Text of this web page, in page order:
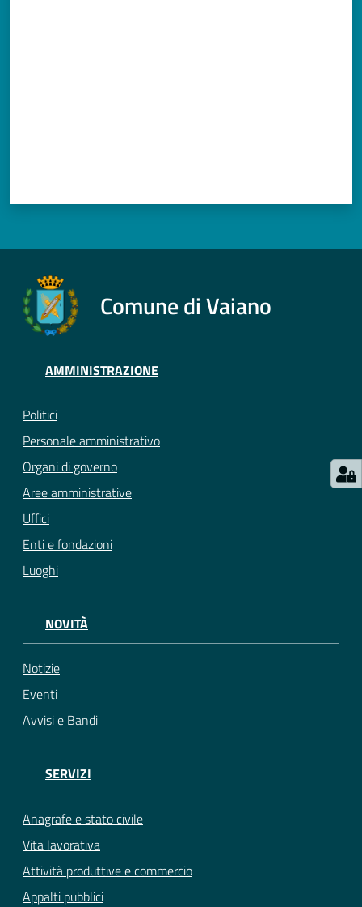
Comune di Vaiano
AMMINISTRAZIONE
Politici
Personale amministrativo
Organi di governo
Aree amministrative
Uffici
Enti e fondazioni
Luoghi
NOVITÀ
Notizie
Eventi
Avvisi e Bandi
SERVIZI
Anagrafe e stato civile
Vita lavorativa
Attività produttive e commercio
Appalti pubblici